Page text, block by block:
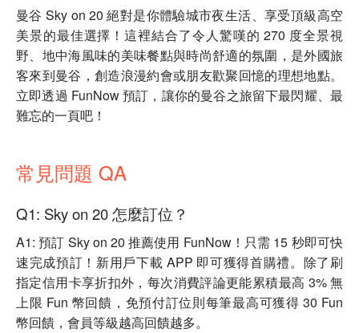
曼谷 Sky on 20 絕對是你體驗城市夜生活、享受頂級高空
美景的最佳選擇！這裡結合了令人驚嘆的 270 度全景視
野、地中海風味的美味餐點與時尚舒適的氛圍，是外國旅
客來到曼谷，創造浪漫約會或朋友歡聚回憶的理想地點。
立即透過 FunNow 預訂，讓你的曼谷之旅留下最閃耀、最
難忘的一頁吧！
常見問題 QA
Q1: Sky on 20 怎麼訂位？
A1: 預訂 Sky on 20 推薦使用 FunNow！只需 15 秒即可快
速完成預訂！新用戶下載 APP 即可獲得首購禮。除了刷
指定信用卡享折扣外，每次消費評論更能累積最高 3% 無
上限 Fun 幣回饋，免預付訂位則每筆最高可獲得 30 Fun
幣回饋，會員等級越高回饋越多。